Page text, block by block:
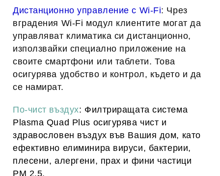
Дистанционно управление с Wi-Fi: Чрез
вградения Wi-Fi модул клиентите могат да
управляват климатика си дистанционно,
използвайки специално приложение на
своите смартфони или таблети. Това
осигурява удобство и контрол, където и да
се намират.
По-чист въздух
Plasma Quad Plus осигурява чист и
здравословен въздух във Вашия дом, като
ефективно елиминира вируси, бактерии
плесени, алергени, прах и фини частици
PM 2.5.